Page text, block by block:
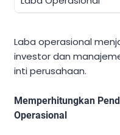
Laba operasional
investor dan
inti perusahaan.
Memperhitungkan
Operasional